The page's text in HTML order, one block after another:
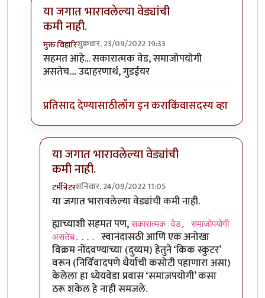
या जगात भारावलेल्या वेड्यांची
कमी नाही.
मुक्त विहारिशुक्रवार, 23/09/2022 19:33
In reply toसॅल्युट. या जगात भारावलेल्याby
सहमत आहे... सकारात्मक वेड, समाजोपयोगी
असतेच.... उदाहरणार्थ, गुडईयर
प्रतिसाद देण्यासाठीलॉग इन कराकिंवासदस्य व्हा
या जगात भारावलेल्या वेड्यांची
कमी नाही.
टर्मीनेटरशनिवार, 24/09/2022 11:05
In reply toया जगात भारावलेल्या वेड्यांची कमी नाही.
या जगात भारावलेल्या वेड्यांची कमी नाही.
ह्याच्याशी सहमत पण,सकारात्मक वेड, समाजोपयोगी
असतेच.... स्वानंदासठी आणि एक अनोखा
विक्रम नोंदवण्याच्या (दुय्यम) हेतुने ‘किक स्कुटर’
वरून (निर्विवादपणे धैर्याची कसोटी पहाणारा असा)
केलेला हा ध्येयवेडा प्रवास ‘समाजपयोगी’ कसा
ठरू शकेल हे नाही समजले.